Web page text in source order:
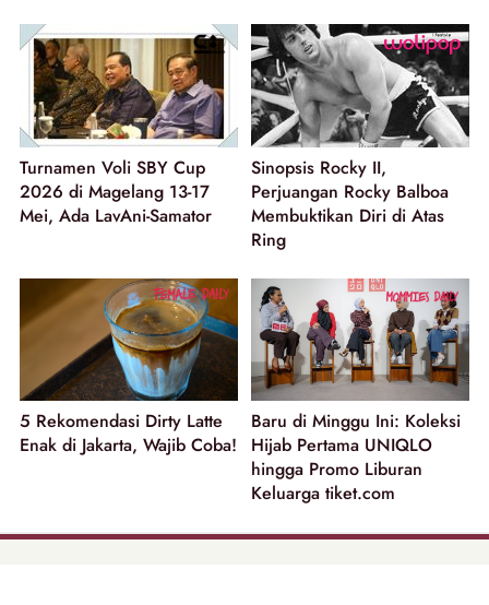
Turnamen Voli SBY Cup
2026 di Magelang 13-17
Mei, Ada LavAni-Samator
Sinopsis Rocky II,
Perjuangan Rocky Balboa
Membuktikan Diri di Atas
Ring
5 Rekomendasi Dirty Latte
Enak di Jakarta, Wajib Coba!
Baru di Minggu Ini: Koleksi
Hijab Pertama UNIQLO
hingga Promo Liburan
Keluarga tiket.com